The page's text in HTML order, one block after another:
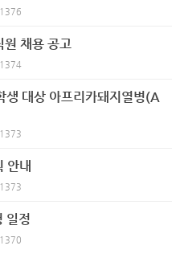
1376
원 채용 공고
1374
생 대상 아프리카돼지열병(A
1373
안내
1373
일정
1370